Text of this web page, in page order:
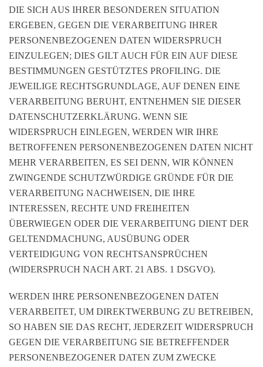
DIE SICH AUS IHRER BESONDEREN SITUATION
ERGEBEN, GEGEN DIE VERARBEITUNG IHRER
PERSONENBEZOGENEN DATEN WIDERSPRUCH
EINZULEGEN; DIES GILT AUCH FÜR EIN AUF DIESE
BESTIMMUNGEN GESTÜTZTES PROFILING. DIE
JEWEILIGE RECHTSGRUNDLAGE, AUF DENEN EINE
VERARBEITUNG BERUHT, ENTNEHMEN SIE DIESER
DATENSCHUTZERKLÄRUNG. WENN SIE
WIDERSPRUCH EINLEGEN, WERDEN WIR IHRE
BETROFFENEN PERSONENBEZOGENEN DATEN NICHT
MEHR VERARBEITEN, ES SEI DENN, WIR KÖNNEN
ZWINGENDE SCHUTZWÜRDIGE GRÜNDE FÜR DIE
VERARBEITUNG NACHWEISEN, DIE IHRE
INTERESSEN, RECHTE UND FREIHEITEN
ÜBERWIEGEN ODER DIE VERARBEITUNG DIENT DER
GELTENDMACHUNG, AUSÜBUNG ODER
VERTEIDIGUNG VON RECHTSANSPRÜCHEN
(WIDERSPRUCH NACH ART. 21 ABS. 1 DSGVO).
WERDEN IHRE PERSONENBEZOGENEN DATEN
VERARBEITET, UM DIREKTWERBUNG ZU BETREIBEN,
SO HABEN SIE DAS RECHT, JEDERZEIT WIDERSPRUCH
GEGEN DIE VERARBEITUNG SIE BETREFFENDER
PERSONENBEZOGENER DATEN ZUM ZWECKE